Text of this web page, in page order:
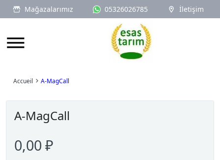
Mağazalarımız 05326026785 İletişim
Logo
Accueil A-MagCall
A-MagCall
0,00 ₽